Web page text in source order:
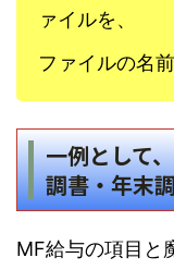
ァイルを、
ファイルの名
一例として
調書・年末
MF給与の項目と